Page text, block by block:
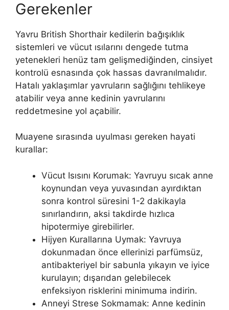
Gerekenler
Yavru British Shorthair kedilerin bağışıklık
sistemleri ve vücut ısılarını dengede tutma
yetenekleri henüz tam gelişmediğinden, cinsiyet
kontrolü esnasında çok hassas davranılmalıdır.
Hatalı yaklaşımlar yavruların sağlığını tehlikeye
atabilir veya anne kedinin yavrularını
reddetmesine yol açabilir.
Muayene sırasında uyulması gereken hayati
kurallar:
Vücut Isısını Korumak: Yavruyu sıcak anne
koynundan veya yuvasından ayırdıktan
sonra kontrol süresini 1-2 dakikayla
sınırlandırın, aksi takdirde hızlıca
hipotermiye girebilirler.
Hijyen Kurallarına Uymak: Yavruya
dokunmadan önce ellerinizi parfümsüz,
antibakteriyel bir sabunla yıkayın ve iyice
kurulayın; dışarıdan gelebilecek
enfeksiyon risklerini minimuma indirin.
Anneyi Strese Sokmamak: Anne kedinin